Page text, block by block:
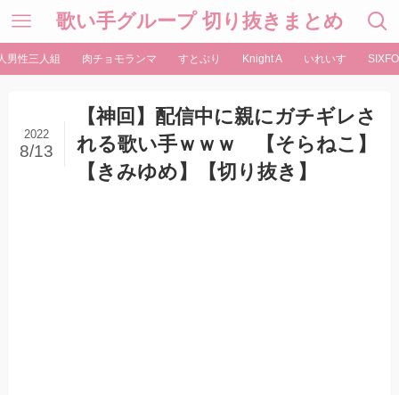
歌い手グループ 切り抜きまとめ
男性三人組 肉チョモランマ すとぷり Knight A いれいす
【神回】配信中に親にガチギレさ
れる歌い手ｗｗｗ 【そらねこ】
【きみゆめ】【切り抜き】
2022
8/13